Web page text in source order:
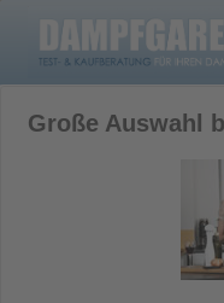
Große Auswahl